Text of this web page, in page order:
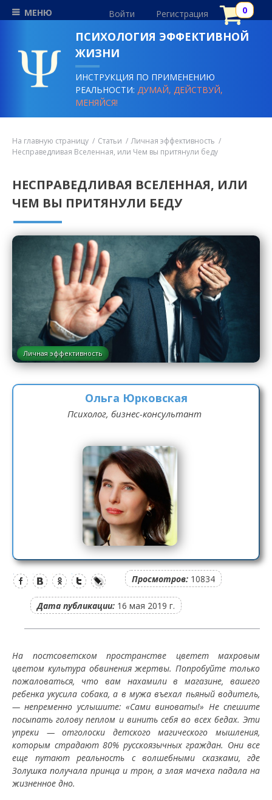
МЕНЮ Войти Регистрация
ПСИХОЛОГИЯ ЭФФЕКТИВНОЙ
ЖИЗНИ
ИНСТРУКЦИЯ ПО ПРИМЕНЕНИЮ
РЕАЛЬНОСТИ:ДУМАЙ, ДЕЙСТВУЙ,
МЕНЯЙСЯ!
На главную страницу Статьи
Личная эффективность
Несправедливая Вселенная, или Чем вы притянули беду
НЕСПРАВЕДЛИВАЯ ВСЕЛЕННАЯ, ИЛИ
ЧЕМ ВЫ ПРИТЯНУЛИ БЕДУ
Личная эффективность
Ольга Юрковская
Психолог, бизнес-консультант
Просмотров: 10834
Дата публикации: 16 мая 2019 г.
На постсоветском пространстве цветет махровым
цветом культура обвинения жертвы. Попробуйте только
пожаловаться, что вам нахамили в магазине, вашего
ребенка укусила собака, а в мужа въехал пьяный водитель,
— непременно услышите: «Сами виноваты!» Не спешите
посыпать голову пеплом и винить себя во всех бедах. Эти
упреки — отголоски детского магического мышления,
которым страдают 80% русскоязычных граждан. Они все
еще путают реальность с волшебными сказками, где
Золушка получала принца и трон, а злая мачеха падала на
жизненное дно.